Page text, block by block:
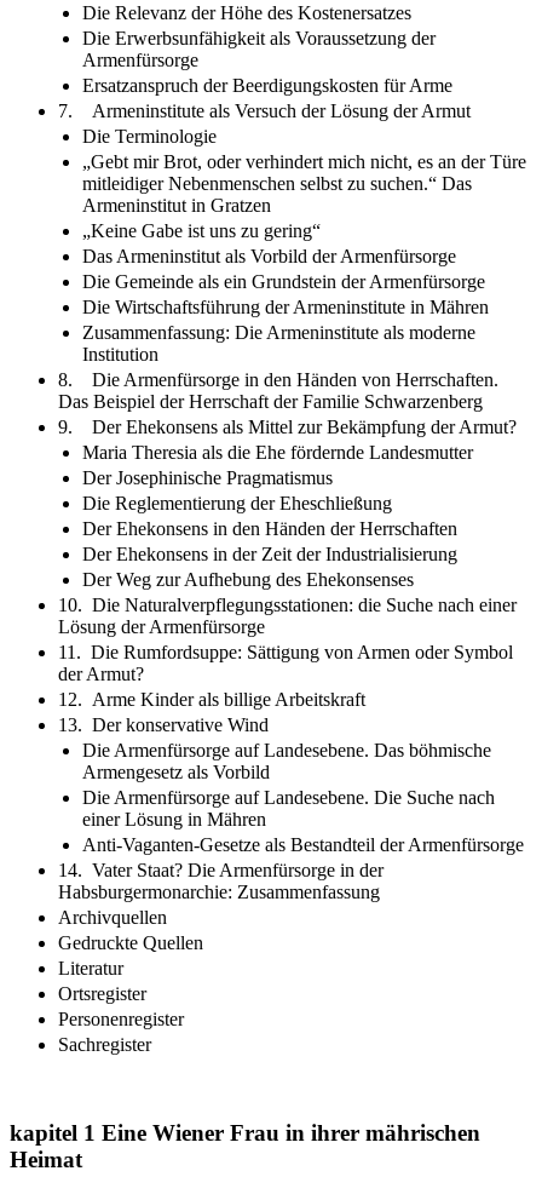
Die Relevanz der Höhe des Kostenersatzes
Die Erwerbsunfähigkeit als Voraussetzung der
Armenfürsorge
Ersatzanspruch der Beerdigungskosten für Arme
7. Armeninstitute als Versuch der Lösung der Armut
Die Terminologie
„Gebt mir Brot, oder verhindert mich nicht, es an der Türe
mitleidiger Nebenmenschen selbst zu suchen.“ Das
Armeninstitut in Gratzen
„Keine Gabe ist uns zu gering“
Das Armeninstitut als Vorbild der Armenfürsorge
Die Gemeinde als ein Grundstein der Armenfürsorge
Die Wirtschaftsführung der Armeninstitute in Mähren
Zusammenfassung: Die Armeninstitute als moderne
Institution
8. Die Armenfürsorge in den Händen von Herrschaften.
Das Beispiel der Herrschaft der Familie Schwarzenberg
9. Der Ehekonsens als Mittel zur Bekämpfung der Armut?
Maria Theresia als die Ehe fördernde Landesmutter
Der Josephinische Pragmatismus
Die Reglementierung der Eheschließung
Der Ehekonsens in den Händen der Herrschaften
Der Ehekonsens in der Zeit der Industrialisierung
Der Weg zur Aufhebung des Ehekonsenses
10. Die Naturalverpflegungsstationen: die Suche nach einer
Lösung der Armenfürsorge
11. Die Rumfordsuppe: Sättigung von Armen oder Symbol
der Armut?
12. Arme Kinder als billige Arbeitskraft
13. Der konservative Wind
Die Armenfürsorge auf Landesebene. Das böhmische
Armengesetz als Vorbild
Die Armenfürsorge auf Landesebene. Die Suche nach
einer Lösung in Mähren
Anti-Vaganten-Gesetze als Bestandteil der Armenfürsorge
14. Vater Staat? Die Armenfürsorge in der
Habsburgermonarchie: Zusammenfassung
Archivquellen
Gedruckte Quellen
Literatur
Ortsregister
Personenregister
Sachregister
kapitel 1 Eine Wiener Frau in ihrer mährischen
Heimat